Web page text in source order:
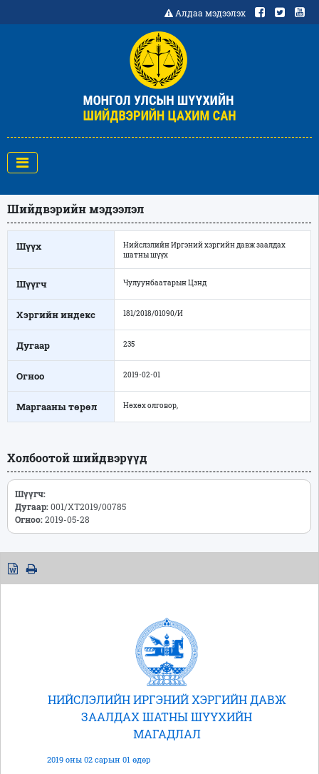
Алдаа мэдээлэх
Шийдвэрийн мэдээлэл
Шүүх
Нийслэлийн Иргэний хэргийн давж заалдах
шатны шүүх
Шүүгч Чулуунбаатарын Цэнд
Хэргийн индекс 181/2018/01090/И
Дугаар 235
Огноо 2019-02-01
Маргааны төрөл Нөхөх олговор,
Холбоотой шийдвэрүүд
Шүүгч:
Дугаар:001/ХТ2019/00785
Огноо:2019-05-28
НИЙСЛЭЛИЙН ИРГЭНИЙ ХЭРГИЙН ДАВЖ
ЗААЛДАХ ШАТНЫ ШҮҮХИЙН
МАГАДЛАЛ
2019 оны 02 сарын 01 өдөр